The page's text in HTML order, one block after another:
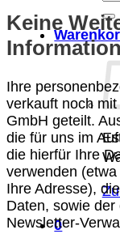
0
Keine
Ihre
verkauft noch
GmbH geteilt.
die für uns im
die hierfür Ihre
verwenden
Ihre Adresse),
Daten, sowie
Newsletter-